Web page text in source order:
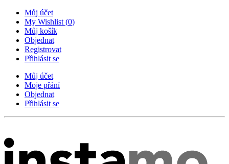
Můj účet
My Wishlist (0)
Můj košík
Objednat
Registrovat
Přihlásit se
Můj účet
Moje přání
Objednat
Přihlásit se